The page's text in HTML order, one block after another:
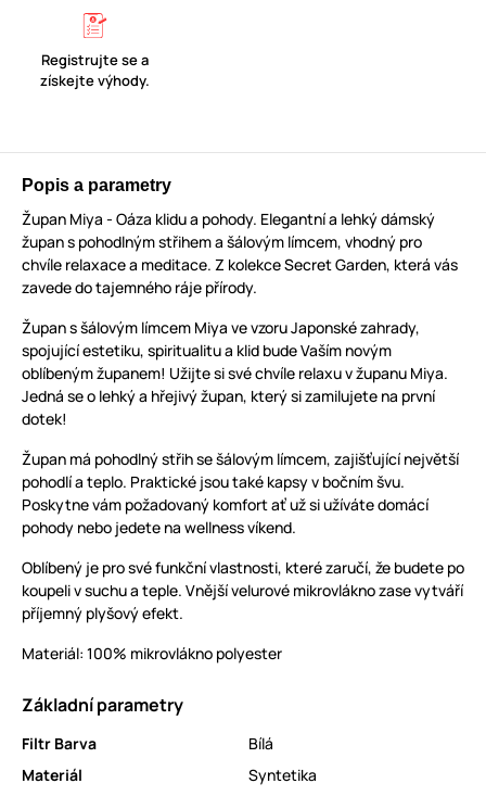
Registrujte se a
získejte výhody.
Popis a parametry
Župan Miya - Oáza klidu a pohody. Elegantní a lehký dámský
župan s pohodlným střihem a šálovým límcem, vhodný pro
chvíle relaxace a meditace. Z kolekce Secret Garden, která vás
zavede do tajemného ráje přírody.
Župan s šálovým límcem Miya ve vzoru Japonské zahrady,
spojující estetiku, spiritualitu a klid bude Vaším novým
oblíbeným županem! Užijte si své chvíle relaxu v županu Miya.
Jedná se o lehký a hřejivý župan, který si zamilujete na první
dotek!
Župan má pohodlný střih se šálovým límcem, zajišťující největší
pohodlí a teplo. Praktické jsou také kapsy v bočním švu.
Poskytne vám požadovaný komfort ať už si užíváte domácí
pohody nebo jedete na wellness víkend.
Oblíbený je pro své funkční vlastnosti, které zaručí, že budete po
koupeli v suchu a teple. Vnější velurové mikrovlákno zase vytváří
příjemný plyšový efekt.
Materiál: 100% mikrovlákno polyester
Základní parametry
Filtr Barva
Bílá
Materiál
Syntetika